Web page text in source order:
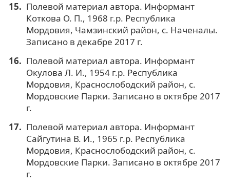
Полевой материал автора. Информант
Коткова О. П., 1968 г.р. Республика
Мордовия, Чамзинский район, с. Наченалы.
Записано в декабре 2017 г.
Полевой материал автора. Информант
Окулова Л. И., 1954 г.р. Республика
Мордовия, Краснослободский район, с.
Мордовские Парки. Записано в октябре 2017
г.
Полевой материал автора. Информант
Сайгутина В. И., 1965 г.р. Республика
Мордовия, Краснослободский район, с.
Мордовские Парки. Записано в октябре 2017
г.